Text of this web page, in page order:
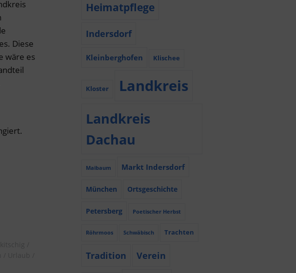
Diese
wäre es
Heimatpflege
Indersdorf
Kleinberghofen Klischee
Kloster Landkreis
Landkreis
Dachau
Maibaum Markt Indersdorf
München Ortsgeschichte
Petersberg Poetischer Herbst
Röhrmoos Schwäbisch Trachten
Tradition Verein